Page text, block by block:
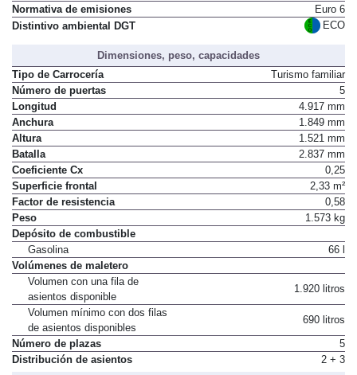
Normativa de emisiones
Euro 6
Distintivo ambiental DGT
ECO
Dimensiones, peso, capacidades
Tipo de Carrocería
Turismo familiar
Número de puertas
5
Longitud
4.917 mm
Anchura
1.849 mm
Altura
1.521 mm
Batalla
2.837 mm
Coeficiente Cx
0,25
Superficie frontal
2,33 m²
Factor de resistencia
0,58
Peso
1.573 kg
Depósito de combustible
Gasolina
66 l
Volúmenes de maletero
Volumen con una fila de
asientos disponible
1.920 litros
Volumen mínimo con dos filas
de asientos disponibles
690 litros
Número de plazas
5
Distribución de asientos
2 + 3